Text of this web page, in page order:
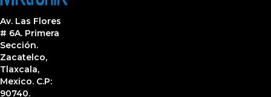
Av. Las Flores
# 6A. Primera
Sección.
Zacatelco,
Tlaxcala,
Mexico. C.P:
90740.